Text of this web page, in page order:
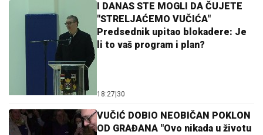
I DANAS STE MOGLI DA ČUJETE
"STRELJAĆEMO VUČIĆA"
Predsednik upitao blokadere: Je
li to vaš program i plan?
18:27 30
VUČIĆ DOBIO NEOBIČAN POKLON
OD GRAĐANA "Ovo nikada u životu